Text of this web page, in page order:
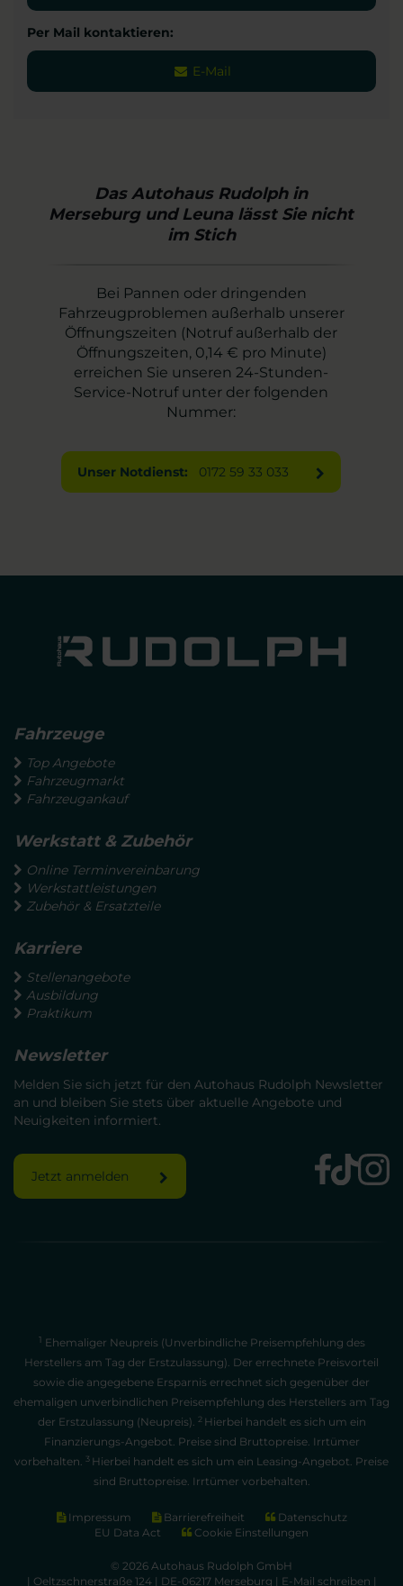
Per Mail kontaktieren:
E-Mail
Das Autohaus Rudolph in
Merseburg und Leuna lässt Sie nicht
im Stich
Bei Pannen oder dringenden
Fahrzeugproblemen außerhalb unserer
Öffnungszeiten (Notruf außerhalb der
Öffnungszeiten, 0,14 € pro Minute)
erreichen Sie unseren 24-Stunden-
Service-Notruf unter der folgenden
Nummer:
Unser Notdienst: 0172 59 33 033
Fahrzeuge
Top Angebote
Fahrzeugmarkt
Fahrzeugankauf
Werkstatt & Zubehör
Online Terminvereinbarung
Werkstattleistungen
Zubehör & Ersatzteile
Karriere
Stellenangebote
Ausbildung
Praktikum
Newsletter
Melden Sie sich jetzt für den Autohaus Rudolph Newsletter
an und bleiben Sie stets über aktuelle Angebote und
Neuigkeiten informiert.
Jetzt anmelden
1 Ehemaliger Neupreis (Unverbindliche Preisempfehlung des
Herstellers am Tag der Erstzulassung). Der errechnete Preisvorteil
sowie die angegebene Ersparnis errechnet sich gegenüber der
ehemaligen unverbindlichen Preisempfehlung des Herstellers am Tag
der Erstzulassung (Neupreis). 2 Hierbei handelt es sich um ein
Finanzierungs-Angebot. Preise sind Bruttopreise. Irrtümer
vorbehalten. 3 Hierbei handelt es sich um ein Leasing-Angebot. Preise
sind Bruttopreise. Irrtümer vorbehalten.
Impressum Barrierefreiheit
Datenschutz
EU Data Act
Cookie Einstellungen
© 2026 Autohaus Rudolph GmbH
| Oeltzschnerstraße 124 | DE-06217 Merseburg | E-Mail schreiben |